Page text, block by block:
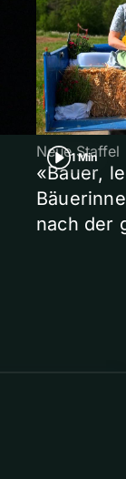
1 Min
Neue Staffel
«Bauer,
nach der